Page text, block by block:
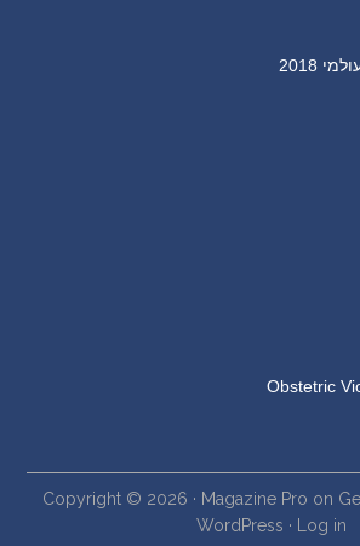
2018
Copyright © 2026 · Magazine Pro on
WordPress · Log in